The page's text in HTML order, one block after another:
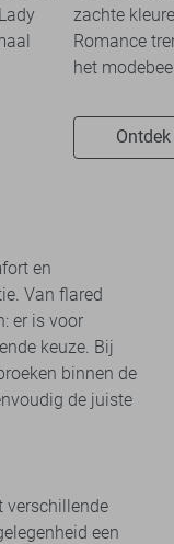
zachte
Romance
het
en
Van flared
er is voor
keuze. Bij
binnen de
de juiste
verschillende
een